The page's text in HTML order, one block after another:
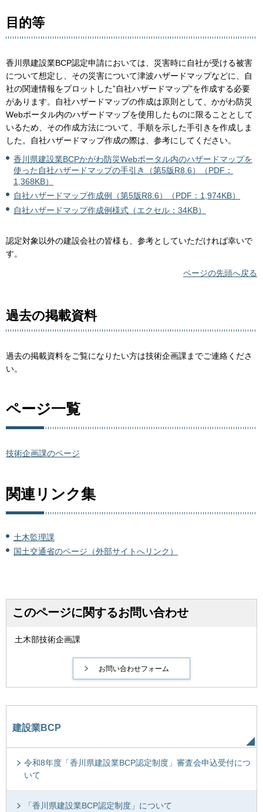
目的等
香川県建設業BCP認定申請においては、災害時に自社が受ける被害
について想定し、その災害について津波ハザードマップなどに、自
社の関連情報をプロットした”自社ハザードマップ”を作成する必要
があります。自社ハザードマップの作成は原則として、かがわ防災
Webポータル内のハザードマップを使用したものに限ることとして
いるため、その作成方法について、手順を示した手引きを作成しま
した。自社ハザードマップ作成の際は、参考にしてください。
香川県建設業BCPかがわ防災Webポータル内のハザードマップを
使った自社ハザードマップの手引き（第5版R8.6）（PDF：
1,368KB）
自社ハザードマップ作成例（第5版R8.6）（PDF：1,974KB）
自社ハザードマップ作成例様式（エクセル：34KB）
認定対象以外の建設会社の皆様も、参考としていただければ幸いで
す。
ページの先頭へ戻る
過去の掲載資料
過去の掲載資料をご覧になりたい方は技術企画課までご連絡くださ
い。
ページ一覧
技術企画課のページ
関連リンク集
土木監理課
国土交通省のページ（外部サイトへリンク）
このページに関するお問い合わせ
土木部技術企画課
建設業BCP
令和8年度「香川県建設業BCP認定制度」審査会申込受付につ
いて
「香川県建設業BCP認定制度」について